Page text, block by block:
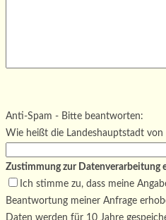
Bitte lasse dieses Feld leer.
Anti-Spam - Bitte beantworten:
Wie heißt die Landeshauptstadt von
Zustimmung zur Datenverarbeitung
Ich stimme zu, dass meine
Beantwortung meiner Anfrage
Daten werden für 10 Jahre